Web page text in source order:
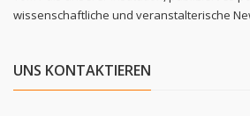
wissenschaftliche und veranstalterische
UNS KONTAKTIEREN